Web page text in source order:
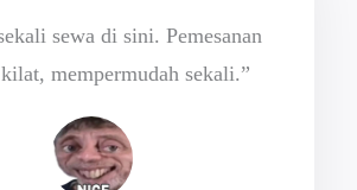
sewa di sini. Pemesanan
mempermudah sekali.”